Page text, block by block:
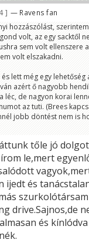
— Ravens fan
hozzászólást,
volt, az egy sacktől
sem volt ellenszere
volt elszakadni.
lett még egy
azért ő nagyobb
léc, de nagyon korai
az tuti. (Brees
jobb döntést nem is
tőle jó
le,mert
ijedt és
drive.Sajnos,de
és